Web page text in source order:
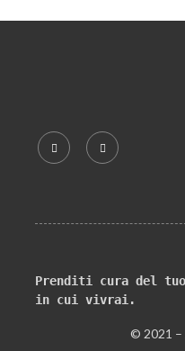
Prenditi cura del
in cui vivrai.
© 2021 –